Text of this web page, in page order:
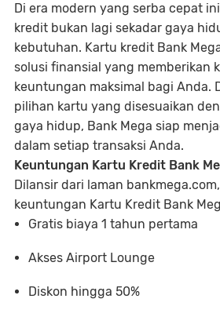
Di era modern yang serba cepat
kredit bukan lagi sekadar gaya
kebutuhan. Kartu kredit Bank
solusi finansial yang memberikan
keuntungan maksimal bagi Anda.
pilihan kartu yang disesuaikan
gaya hidup, Bank Mega siap
dalam setiap transaksi Anda.
Keuntungan Kartu Kredit Bank
Dilansir dari laman
keuntungan Kartu Kredit Bank
Gratis biaya 1 tahun pertama
Akses Airport Lounge
Diskon hingga 50%